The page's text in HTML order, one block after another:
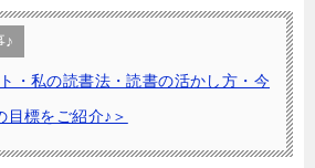
♪
・私の読書法・読書の活かし方・今
目標をご紹介♪＞